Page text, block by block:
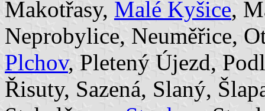
Makotřasy, Malé Kyšice,
Neprobylice, Neuměřice,
Plchov, Pletený Újezd,
Řisuty, Sazená, Slaný,